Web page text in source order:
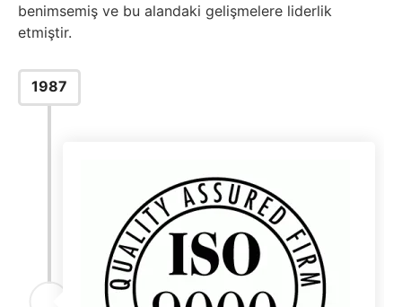
benimsemiş ve bu alandaki gelişmelere liderlik
etmiştir.
1987